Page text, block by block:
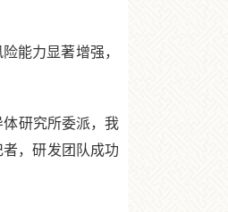
能力显著增强，
研究所委派，我
，研发团队成功